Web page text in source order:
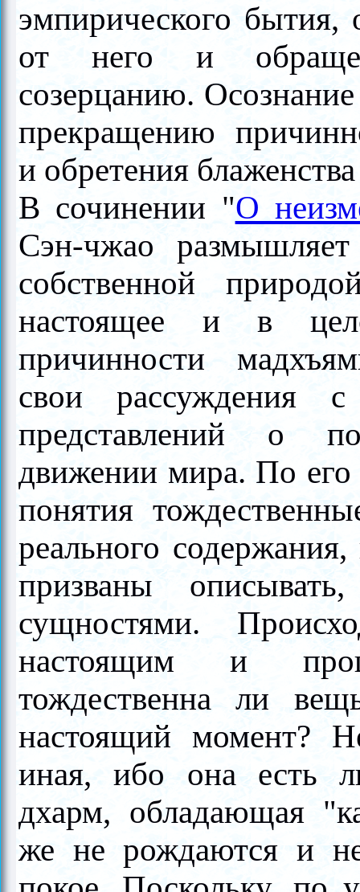
эмпирического бытия,
от него и
созерцанию.
прекращению
и обретения
В сочинении "О
Сэн-чжао
собственной
настоящее и в
причинности
свои рассуждения
представлений о
движении мира. По
понятия
реального
призваны
сущностями.
настоящим и
тождественна ли
настоящий момент?
иная, ибо она есть
дхарм, обладающая
же не рождаются и